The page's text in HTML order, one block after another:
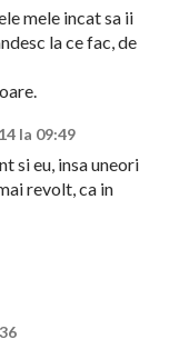
mele incat sa ii
la ce fac, de
la 09:49
si eu, insa uneori
revolt, ca in